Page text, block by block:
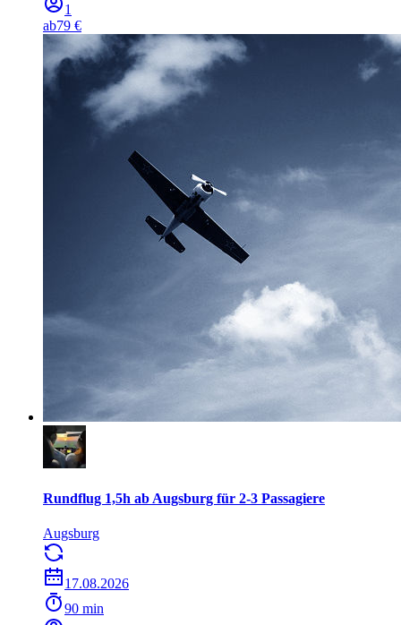
1
ab79 €
Rundflug 1,5h ab Augsburg für 2-3 Passagiere
Augsburg
17.08.2026
90 min